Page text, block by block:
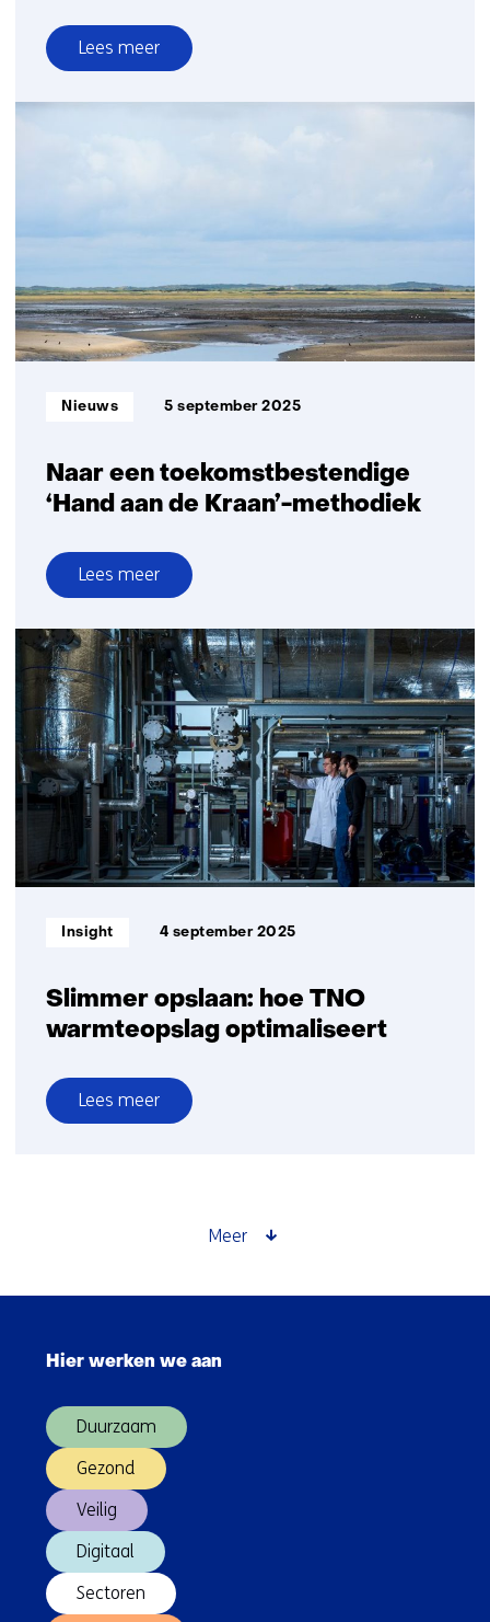
Lees meer
over
Geothermie:
Naar een toekomstbestendige
‘Hand aan de Kraan’-methodiek
Informatietype:
Nieuws 5 september 2025
Lees meer
over
Naar
een
toekomstbestendige
‘Hand
aan
de
Kraan’-
methodiek
Slimmer opslaan: hoe TNO
warmteopslag optimaliseert
Informatietype:
Insight 4 september 2025
Lees meer
over
Meer
Hier werken we aan
Duurzaam
Gezond
Veilig
Digitaal
Sectoren